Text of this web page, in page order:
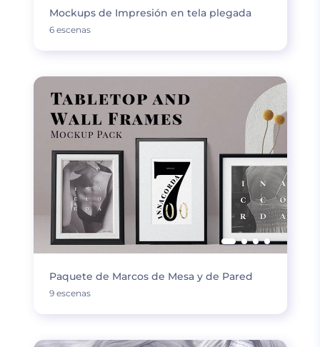
Mockups de Impresión en tela plegada
6 escenas
Paquete de Marcos de Mesa y de Pared
9 escenas